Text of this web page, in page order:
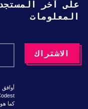
على آخر
المعلومات
كما